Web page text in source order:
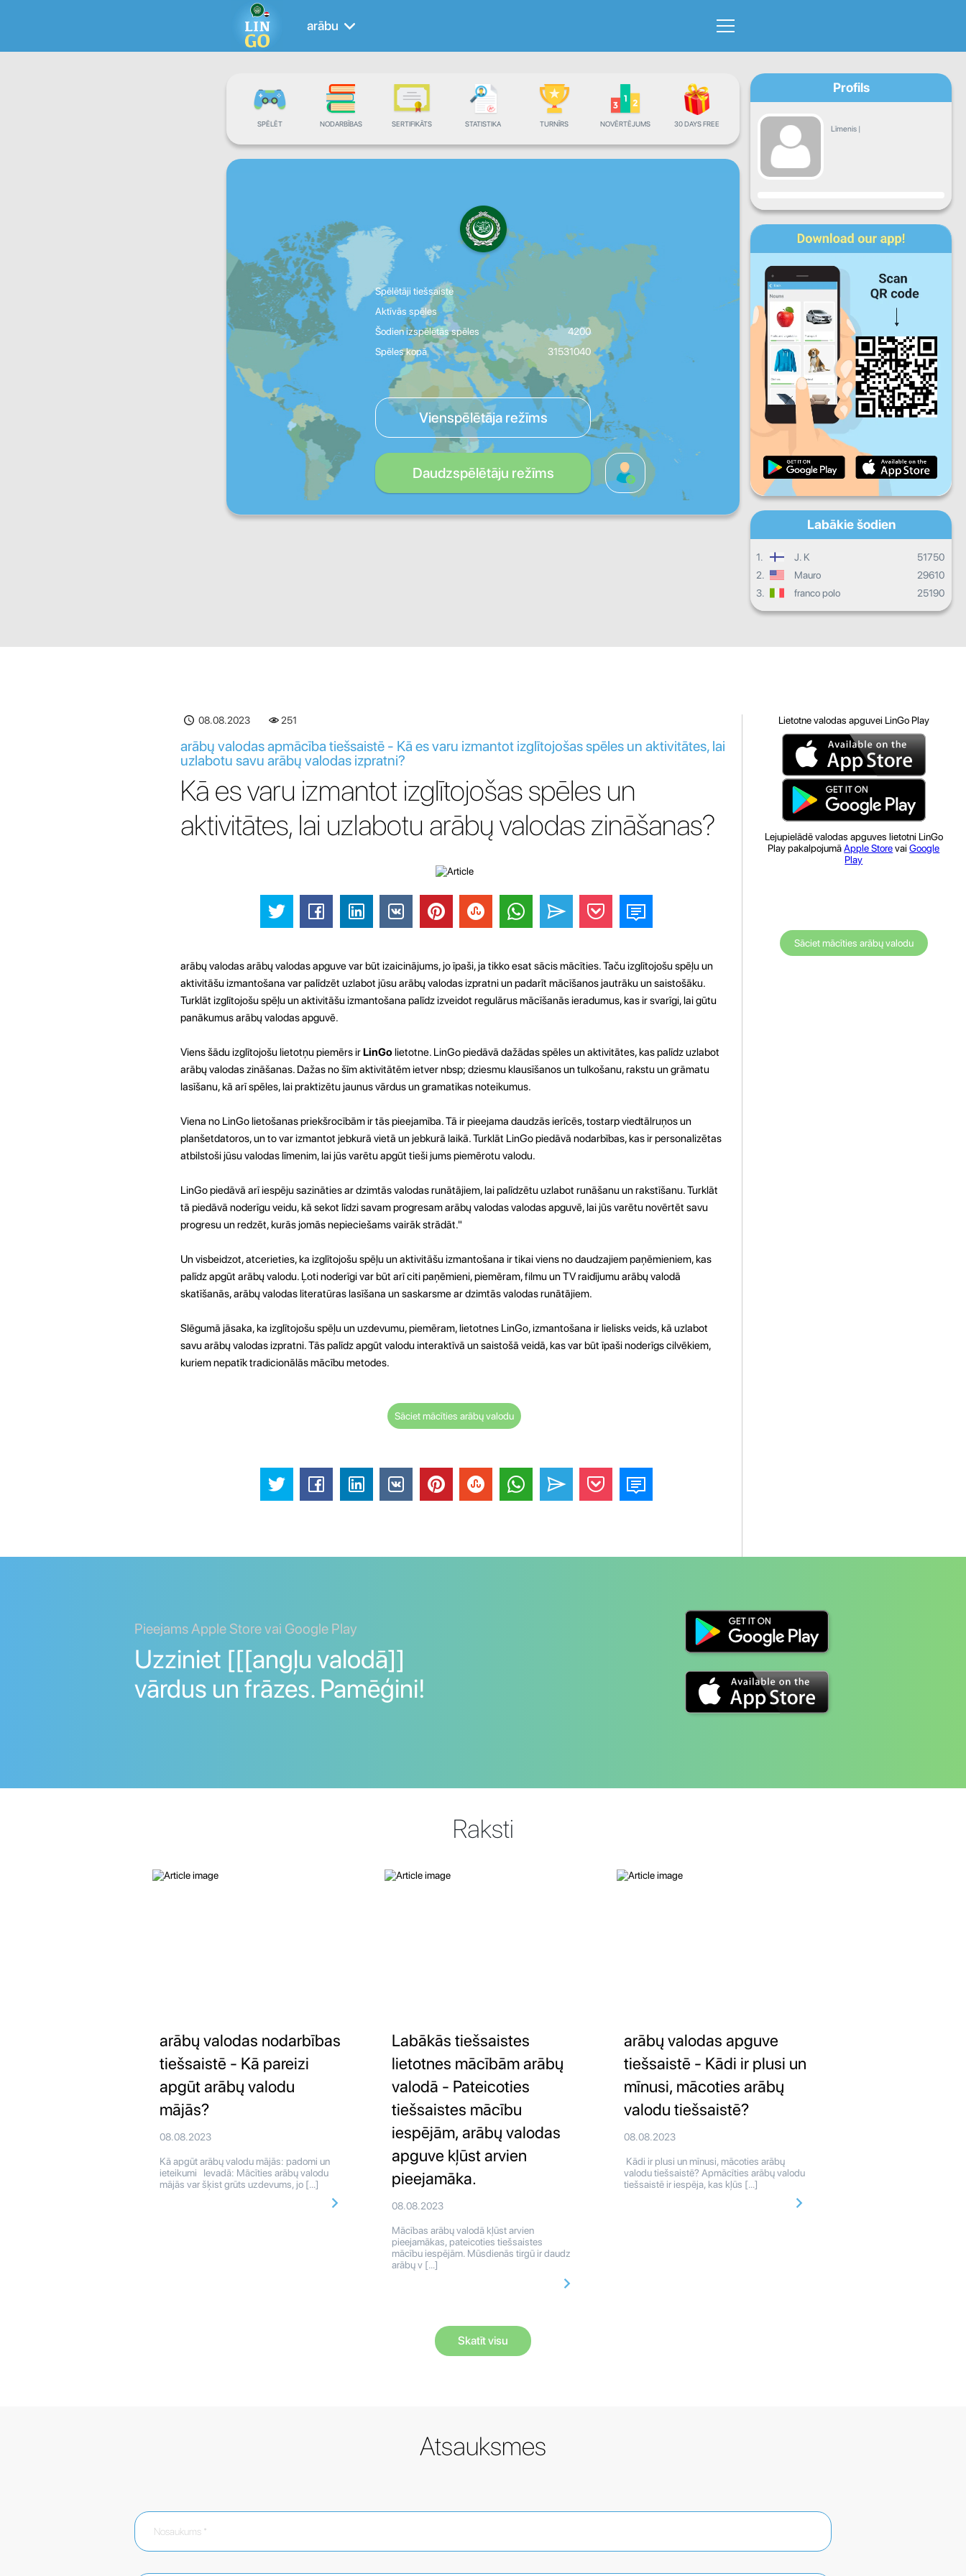
arābu
SPĒLĒT NODARBĪBAS SERTIFIKĀTS STATISTIKA TURNĪRS NOVĒRTĒJUMS 30 DAYS FREE
Spēlētāji tiešsaistē
Aktīvās spēles
Šodien izspēlētās spēles
4200
Spēles kopā
31531040
Vienspēlētāja režīms
Daudzspēlētāju režīms
Profils
Līmenis |
Progress
T
S Sv
Dienas progress
Mēneša progress
Kopējais progress
Labākie šodien
1. J. K
51750
2.
Mauro
29610
3.
franco polo 25190
08.08.2023 251
arābų valodas apmācība tiešsaistē - Kā es varu izmantot izglītojošas spēles un aktivitātes, lai
uzlabotu savu arābų valodas izpratni?
Kā es varu izmantot izglītojošas spēles un
aktivitātes, lai uzlabotu arābų valodas zināšanas?
arābų valodas arābų valodas apguve var būt izaicinājums, jo īpaši, ja tikko esat sācis mācīties. Taču izglītojošu spēļu un
aktivitāšu izmantošana var palīdzēt uzlabot jūsu arābų valodas izpratni un padarīt mācīšanos jautrāku un saistošāku.
Turklāt izglītojošu spēļu un aktivitāšu izmantošana palīdz izveidot regulārus mācīšanās ieradumus, kas ir svarīgi, lai gūtu
panākumus arābų valodas apguvē.
Viens šādu izglītojošu lietotņu piemērs irLinGolietotne. LinGo piedāvā dažādas spēles un aktivitātes, kas palīdz uzlabot
arābų valodas zināšanas. Dažas no šīm aktivitātēm ietver nbsp; dziesmu klausīšanos un tulkošanu, rakstu un grāmatu
lasīšanu, kā arī spēles, lai praktizētu jaunus vārdus un gramatikas noteikumus.
Viena no LinGo lietošanas priekšrocībām ir tās pieejamība. Tā ir pieejama daudzās ierīcēs, tostarp viedtālruņos un
planšetdatoros, un to var izmantot jebkurā vietā un jebkurā laikā. Turklāt LinGo piedāvā nodarbības, kas ir personalizētas
atbilstoši jūsu valodas līmenim, lai jūs varētu apgūt tieši jums piemērotu valodu.
LinGo piedāvā arī iespēju sazināties ar dzimtās valodas runātājiem, lai palīdzētu uzlabot runāšanu un rakstīšanu. Turklāt
tā piedāvā noderīgu veidu, kā sekot līdzi savam progresam arābų valodas valodas apguvē, lai jūs varētu novērtēt savu
progresu un redzēt, kurās jomās nepieciešams vairāk strādāt."
Un visbeidzot, atcerieties, ka izglītojošu spēļu un aktivitāšu izmantošana ir tikai viens no daudzajiem paņēmieniem, kas
palīdz apgūt arābų valodu. Ļoti noderīgi var būt arī citi paņēmieni, piemēram, filmu un TV raidījumu arābų valodā
skatīšanās, arābų valodas literatūras lasīšana un saskarsme ar dzimtās valodas runātājiem.
Slēgumā jāsaka, ka izglītojošu spēļu un uzdevumu, piemēram, lietotnes LinGo, izmantošana ir lielisks veids, kā uzlabot
savu arābų valodas izpratni. Tās palīdz apgūt valodu interaktīvā un saistošā veidā, kas var būt īpaši noderīgs cilvēkiem,
kuriem nepatīk tradicionālās mācību metodes.
Sāciet mācīties arābų valodu
Lietotne valodas apguvei LinGo Play
Lejupielādē valodas apguves lietotni LinGo
Play pakalpojumāApple StorevaiGoogle
Play
Sāciet mācīties arābų valodu
Pieejams Apple Store vai Google Play
Uzziniet [[[angļu valodā]]
vārdus un frāzes. Pamēģini!
Raksti
arābų valodas nodarbības
tiešsaistē - Kā pareizi
apgūt arābų valodu
mājās?
08.08.2023
Kā apgūt arābų valodu mājās: padomi un
ieteikumi Ievadā: Mācīties arābų valodu
mājās var šķist grūts uzdevums, jo […]
Labākās tiešsaistes
lietotnes mācībām arābų
valodā - Pateicoties
tiešsaistes mācību
iespējām, arābų valodas
apguve kļūst arvien
pieejamāka.
08.08.2023
Mācības arābų valodā kļūst arvien
pieejamākas, pateicoties tiešsaistes
mācību iespējām. Mūsdienās tirgū ir daudz
arābų v […]
arābų valodas apguve
tiešsaistē - Kādi ir plusi un
mīnusi, mācoties arābų
valodu tiešsaistē?
08.08.2023
Kādi ir plusi un mīnusi, mācoties arābų
valodu tiešsaistē? Apmācīties arābų valodu
tiešsaistē ir iespēja, kas kļūs […]
Skatīt visu
Atsauksmes